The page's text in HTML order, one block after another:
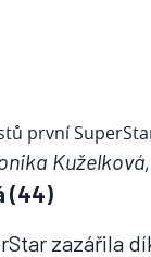
první
(44)
zazářila